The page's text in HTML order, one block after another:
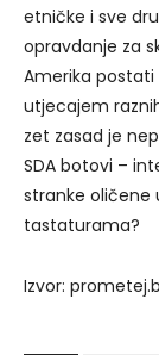
etničke i sve
opravdanje za
Amerika
utjecajem
zet zasad je
SDA botovi –
stranke oličene
tastaturama?
Izvor: